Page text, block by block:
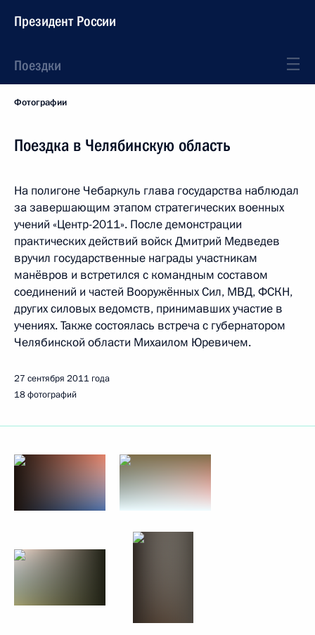
Президент России
Поездки
Фотографии
Поездка в Челябинскую область
На полигоне Чебаркуль глава государства наблюдал
за завершающим этапом стратегических военных
учений «Центр-2011». После демонстрации
практических действий войск Дмитрий Медведев
вручил государственные награды участникам
манёвров и встретился с командным составом
соединений и частей Вооружённых Сил, МВД, ФСКН,
других силовых ведомств, принимавших участие в
учениях. Также состоялась встреча с губернатором
Челябинской области Михаилом Юревичем.
27 сентября 2011 года
18 фотографий